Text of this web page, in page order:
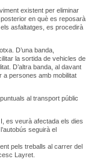
existent per eliminar
en què es reposarà
asfaltatges, es procedirà
D’una banda,
la sortida de vehicles de
D’altra banda, al davant
a persones amb mobilitat
al transport públic
es veurà afectada els dies
seguirà el
pels treballs al carrer del
Layret.